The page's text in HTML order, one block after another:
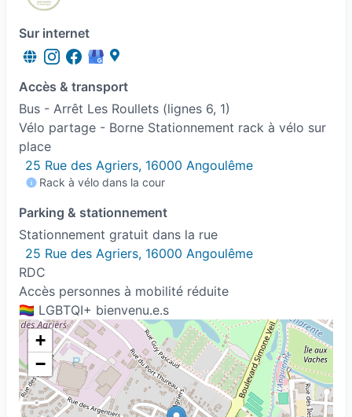
Sur internet
Accès & transport
Bus - Arrêt Les Roullets (lignes 6, 1)
Vélo partage - Borne Stationnement rack à vélo sur
place
25 Rue des Agriers, 16000 Angoulême
Rack à vélo dans la cour
Parking & stationnement
Stationnement gratuit dans la rue
25 Rue des Agriers, 16000 Angoulême
RDC
Accès personnes à mobilité réduite
🏳️‍🌈 LGBTQI+ bienvenu.e.s
+
−